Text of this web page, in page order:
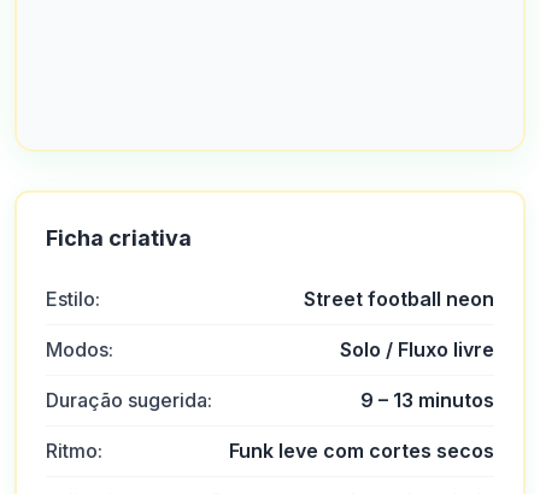
Ficha criativa
Estilo: Street football neon
Modos: Solo / Fluxo livre
Duração sugerida: 9 – 13 minutos
Ritmo: Funk leve com cortes secos